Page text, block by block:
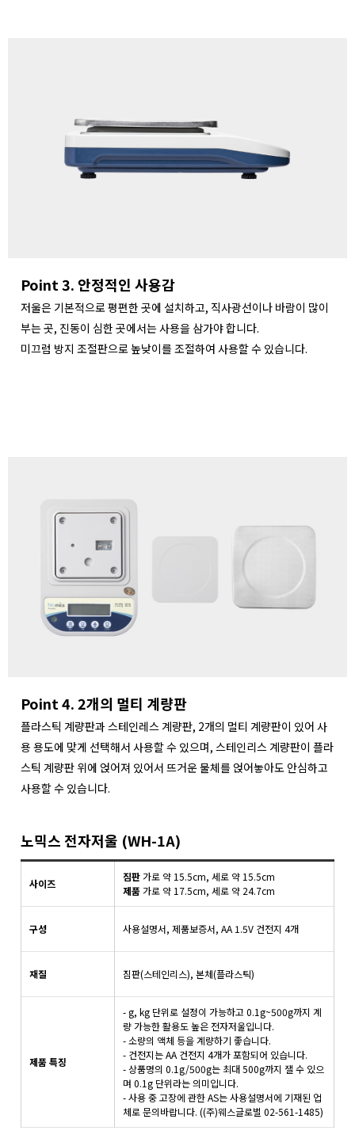
Point 3. 안정적인 사용감
저울은 기본적으로 평편한 곳에 설치하고, 직사광선이나 바람이 많이
부는 곳, 진동이 심한 곳에서는 사용을 삼가야 합니다.
미끄럼 방지 조절판으로 높낮이를 조절하여 사용할 수 있습니다.
Point 4. 2개의 멀티 계량판
플라스틱 계량판과 스테인레스 계량판, 2개의 멀티 계량판이 있어 사
용 용도에 맞게 선택해서 사용할 수 있으며, 스테인리스 계량판이 플라
스틱 계량판 위에 얹어져 있어서 뜨거운 물체를 얹어놓아도 안심하고
사용할 수 있습니다.
노믹스 전자저울 (WH-1A)
사이즈
짐판가로 약 15.5cm, 세로 약 15.5cm
제품가로 약 17.5cm, 세로 약 24.7cm
구성 사용설명서, 제품보증서, AA 1.5V 건전지 4개
재질 짐판(스테인리스), 본체(플라스틱)
제품 특징
- g, kg 단위로 설정이 가능하고 0.1g~500g까지 계
량 가능한 활용도 높은 전자저울입니다.
- 소량의 액체 등을 계량하기 좋습니다.
- 건전지는 AA 건전지 4개가 포함되어 있습니다.
- 상품명의 0.1g/500g는 최대 500g까지 잴 수 있으
며 0.1g 단위라는 의미입니다.
- 사용 중 고장에 관한 AS는 사용설명서에 기재된 업
체로 문의바랍니다. ((주)웨스글로벌 02-561-1485)